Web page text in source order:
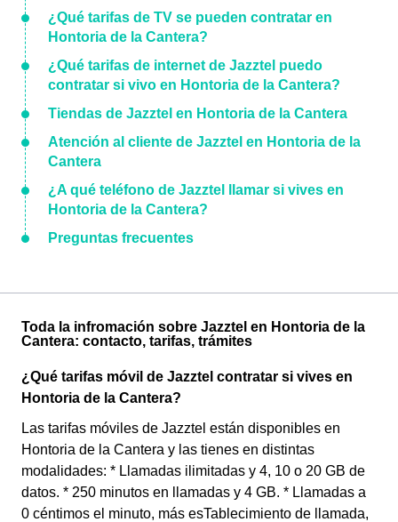
¿Qué tarifas de TV se pueden contratar en
Hontoria de la Cantera?
¿Qué tarifas de internet de Jazztel puedo
contratar si vivo en Hontoria de la Cantera?
Tiendas de Jazztel en Hontoria de la Cantera
Atención al cliente de Jazztel en Hontoria de la
Cantera
¿A qué teléfono de Jazztel llamar si vives en
Hontoria de la Cantera?
Preguntas frecuentes
Toda la infromación sobre Jazztel en Hontoria de la
Cantera: contacto, tarifas, trámites
¿Qué tarifas móvil de Jazztel contratar si vives en
Hontoria de la Cantera?
Las tarifas móviles de Jazztel están disponibles en
Hontoria de la Cantera y las tienes en distintas
modalidades: * Llamadas ilimitadas y 4, 10 o 20 GB de
datos. * 250 minutos en llamadas y 4 GB. * Llamadas a
0 céntimos el minuto, más esTablecimiento de llamada,